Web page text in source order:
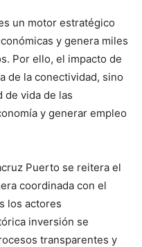
un motor estratégico
y genera miles
Por ello, el impacto de
de la conectividad, sino
de vida de las
y generar empleo
Puerto se reitera el
coordinada con el
los actores
inversión se
transparentes y